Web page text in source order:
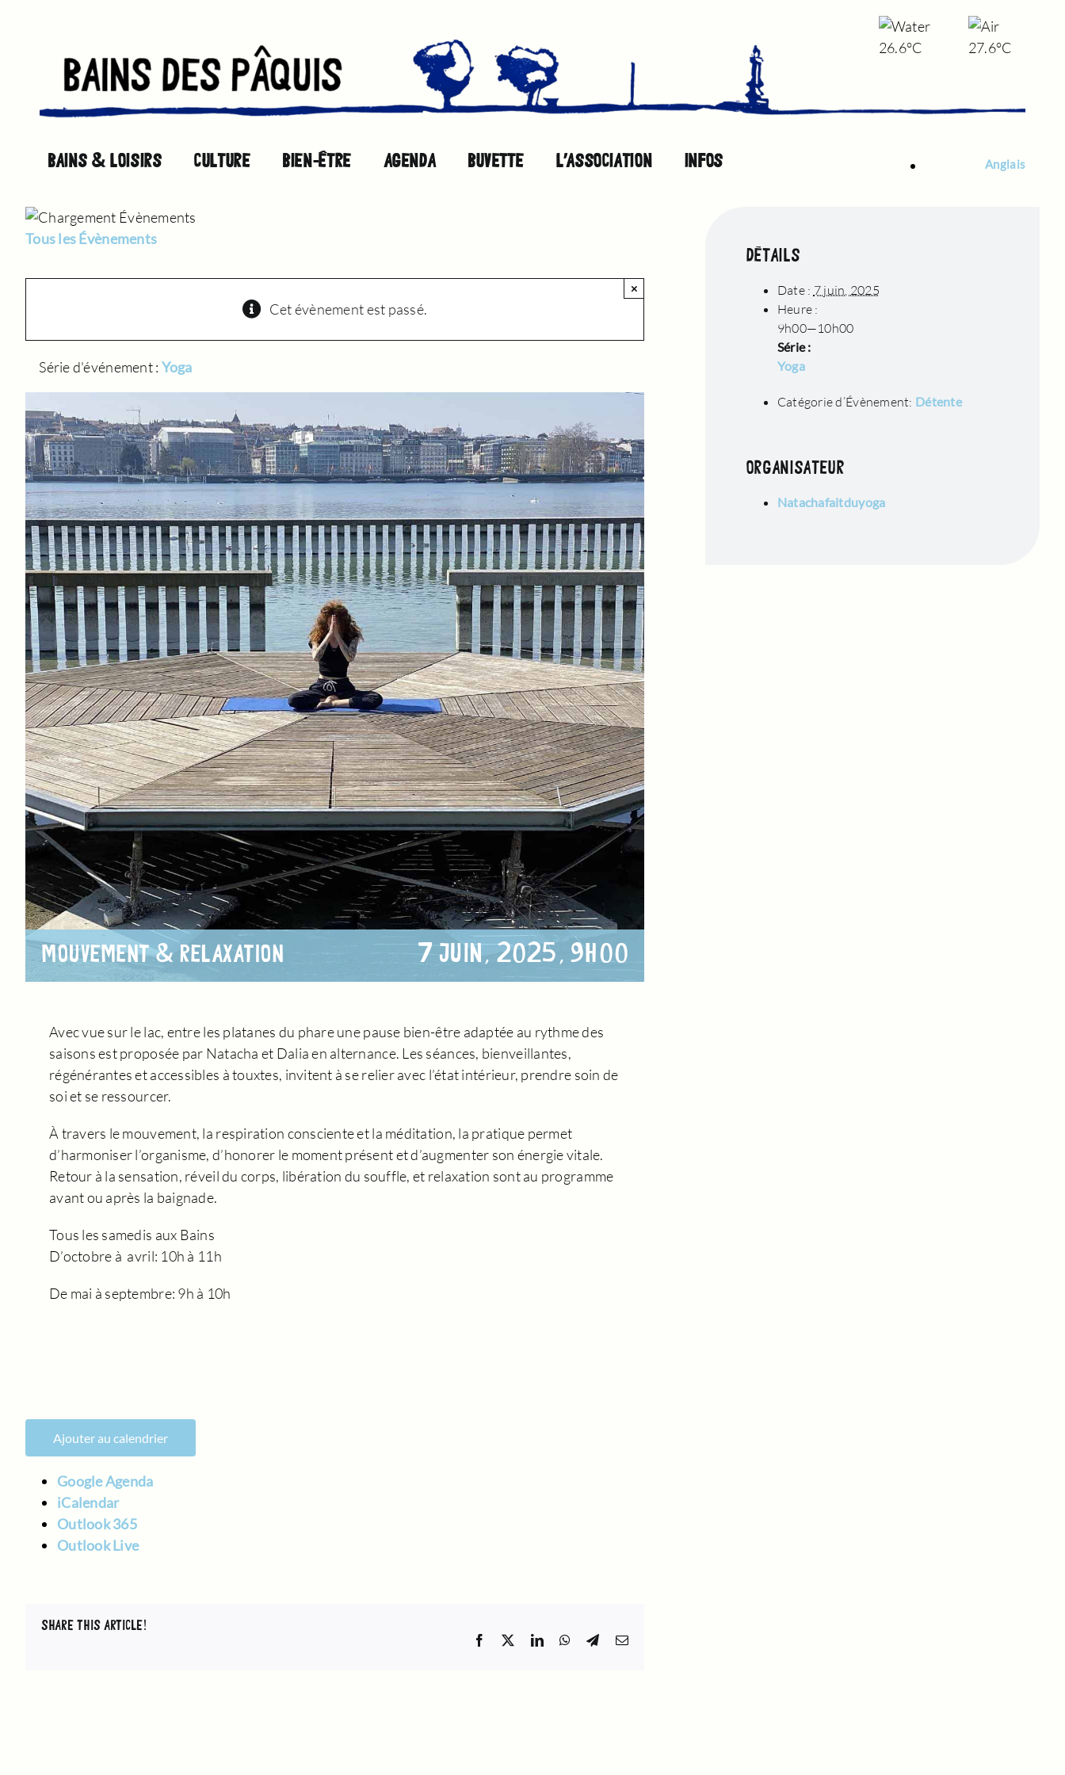
26.6°C 27.6°C
BAINS & LOISIRS CULTURE BIEN-ÊTRE AGENDA BUVETTE L’ASSOCIATION INFOS Anglais
Tous les Évènements
Cet évènement est passé.
×
Série d'événement : Yoga
MOUVEMENT & RELAXATION 7 JUIN, 2025, 9H00
Avec vue sur le lac, entre les platanes du phare une pause bien-être adaptée au rythme des
saisons est proposée par Natacha et Dalia en alternance. Les séances, bienveillantes,
régénérantes et accessibles à touxtes, invitent à se relier avec l’état intérieur, prendre soin de
soi et se ressourcer.
À travers le mouvement, la respiration consciente et la méditation, la pratique permet
d’harmoniser l’organisme, d’honorer le moment présent et d’augmenter son énergie vitale.
Retour à la sensation, réveil du corps, libération du souffle, et relaxation sont au programme
avant ou après la baignade.
Tous les samedis aux Bains
D’octobre à avril: 10h à 11h
De mai à septembre: 9h à 10h
Ajouter au calendrier
Google Agenda
iCalendar
Outlook 365
Outlook Live
SHARE THIS ARTICLE!
Facebook LinkedInWhatsApp
TelegramEmail
DÉTAILS
Date : 7 juin, 2025
Heure :
9h00—10h00
Série :
Yoga
Catégorie d’Évènement: Détente
ORGANISATEUR
Natachafaitduyoga